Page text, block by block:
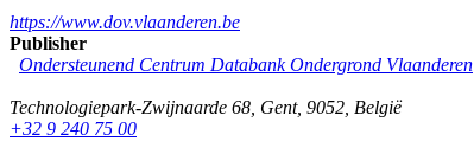
https://www.dov.vlaanderen.be
Publisher
Ondersteunend Centrum Databank Ondergrond Vlaanderen
Technologiepark-Zwijnaarde 68 Gent, 9052 België
+32 9 240 75 00